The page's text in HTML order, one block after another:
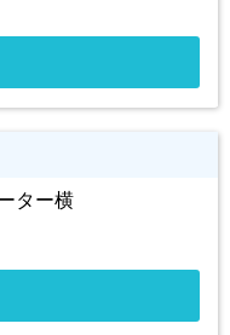
ター横